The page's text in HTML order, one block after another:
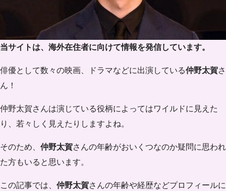
当サイトは、海外在住者に向けて情報を発信しています。
俳優として数々の映画、ドラマなどに出演している仲野太賀さ
ん！
仲野太賀さんは演じている役柄によってはワイルドに見えた
り、若々しく見えたりしますよね。
そのため、 仲野太賀さんの年齢がおいくつなのか疑問に思われ
た方もいると思います。
この記事では、 仲野太賀さんの年齢や経歴などプロフィールに